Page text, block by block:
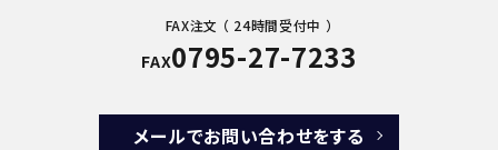
FAX注文 （ 24時間受付中 ）
FAX0795-27-7233
メールでお問い合わせをする